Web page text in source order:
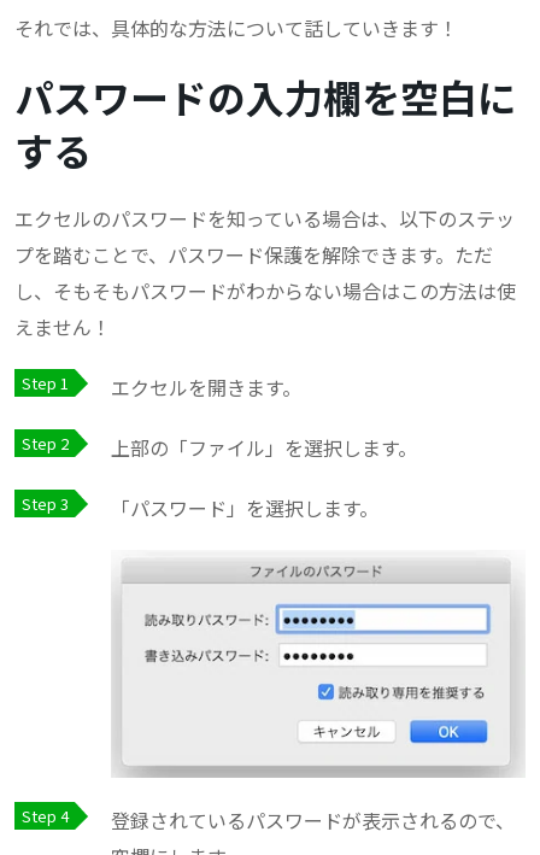
それでは、具体的な方法について話していきます！
パスワードの入力欄を空白に
する
エクセルのパスワードを知っている場合は、以下のステッ
プを踏むことで、パスワード保護を解除できます。ただ
し、そもそもパスワードがわからない場合はこの方法は使
えません！
エクセルを開きます。
上部の「ファイル」を選択します。
「パスワード」を選択します。
登録されているパスワードが表示されるので、